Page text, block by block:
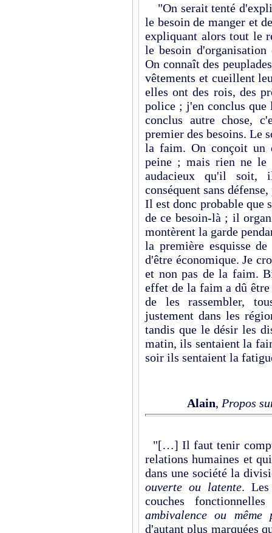
"On serait tenté
le besoin de manger et
expliquant alors tout le
le besoin d'organisation
On connaît des
vêtements et cueillent
elles ont des rois, des
police ; j'en conclus que
conclus autre chose,
premier des besoins. Le
la faim. On conçoit un
peine ; mais rien ne le
audacieux qu'il soit,
conséquent sans
Il est donc probable que
de ce besoin-là ; il
montèrent la garde
la première esquisse
d'être économique. Je
et non pas de la faim.
effet de la faim a dû
de les rassembler,
justement dans les
tandis que le désir les
matin, ils sentaient la
soir ils sentaient la
Alain, Propos
"[…] Il faut tenir
relations humaines et
dans une société la
ouverte ou latente. Les
couches
ambivalence ou
d'autant plus marquées